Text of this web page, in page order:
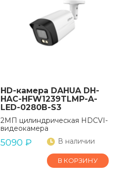
HD-камера DAHUA DH-
HAC-HFW1239TLMP-A-
LED-0280B-S3
2МП цилиндрическая HDCVI-
видеокамера
5090 ₽ В наличии
В КОРЗИНУ